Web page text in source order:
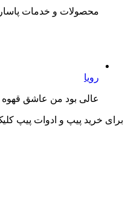
محصولات و خدمات
رویا
عالی بود من عاشق
برای خرید پیپ و ادوات پیپ